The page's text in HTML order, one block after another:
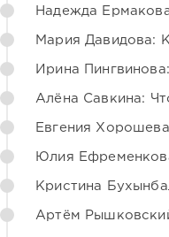
Надежда
Мария Давидова:
Ирина
Алёна Савкина:
Евгения
Юлия
Кристина
Артём